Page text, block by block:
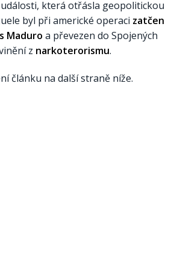
která otřásla geopolitickou
byl při americké operaci zatčen
Maduro a převezen do Spojených
z narkoterorismu.
článku na další straně níže.